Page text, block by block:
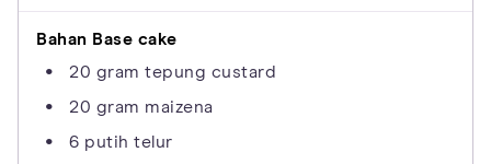
Bahan Base cake
20 gram tepung custard
20 gram maizena
6 putih telur